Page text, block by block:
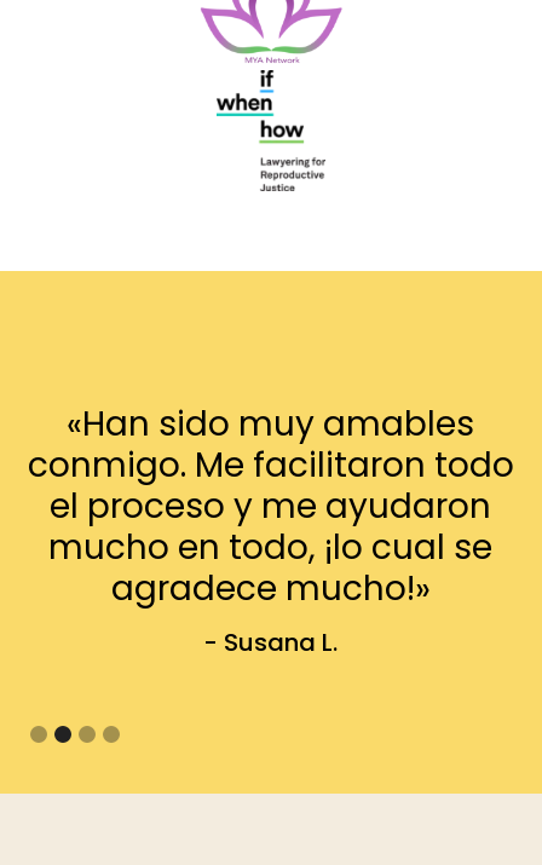
«Han sido muy amables
conmigo. Me facilitaron todo
el proceso y me ayudaron
mucho en todo, ¡lo cual se
agradece mucho!»
- Susana L.
Slide 2 of 4.